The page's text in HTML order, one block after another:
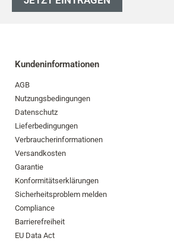
Kundeninformationen
AGB
Nutzungsbedingungen
Datenschutz
Lieferbedingungen
Verbraucherinformationen
Versandkosten
Garantie
Konformitätserklärungen
Sicherheitsproblem melden
Compliance
Barrierefreiheit
EU Data Act